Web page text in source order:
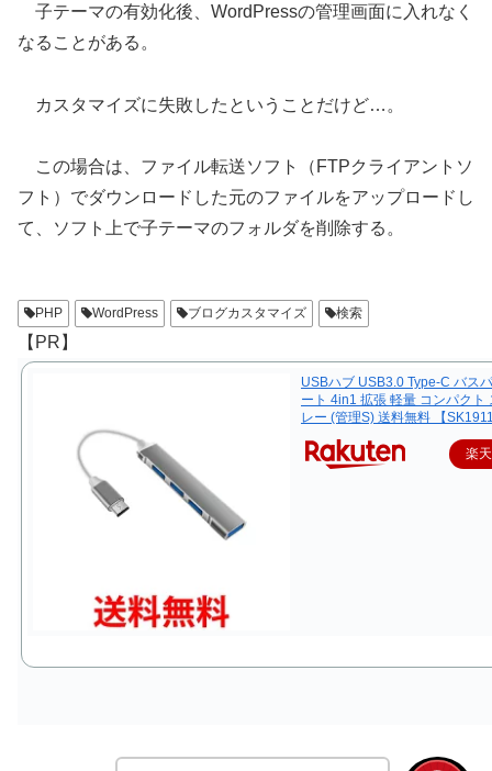
子テーマの有効化後、WordPressの管理画面に入れなく
なることがある。
カスタマイズに失敗したということだけど…。
この場合は、ファイル転送ソフト（FTPクライアントソ
フト）でダウンロードした元のファイルをアップロードし
て、ソフト上で子テーマのフォルダを削除する。
PHP WordPress ブログカスタマイズ 検索
【PR】
USBハブ USB3.0 Type-C バス
ート 4in1 拡張 軽量 コンパクト
レー (管理S) 送料無料 【
楽